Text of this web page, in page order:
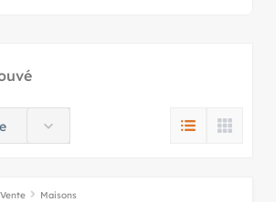
Vente Maisons